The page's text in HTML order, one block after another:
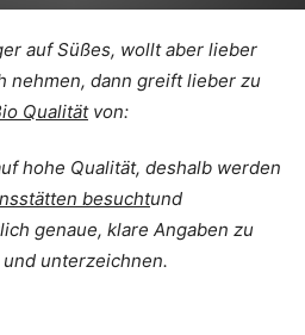
auf Süßes, wollt aber lieber
nehmen, dann greift lieber zu
Qualitätvon:
hohe Qualität, deshalb werden
besuchtund
genaue, klare Angaben zu
unterzeichnen.